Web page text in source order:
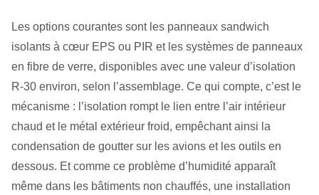
Les options courantes sont les panneaux sandwich
isolants à cœur EPS ou PIR et les systèmes de panneaux
en fibre de verre, disponibles avec une valeur d’isolation
R‑30 environ, selon l’assemblage. Ce qui compte, c’est le
mécanisme : l’isolation rompt le lien entre l’air intérieur
chaud et le métal extérieur froid, empêchant ainsi la
condensation de goutter sur les avions et les outils en
dessous. Et comme ce problème d’humidité apparaît
même dans les bâtiments non chauffés, une installation